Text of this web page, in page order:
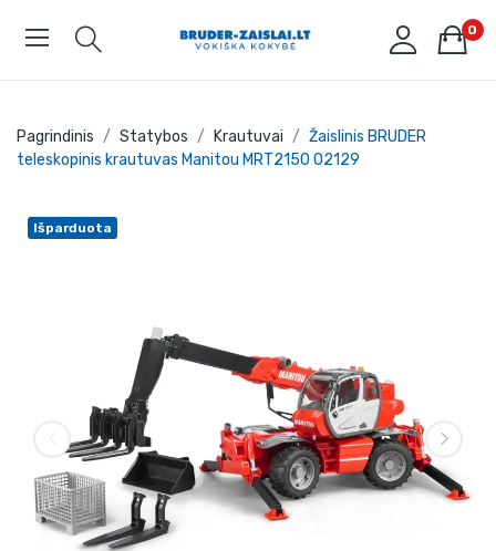
0
Pagrindinis Statybos Krautuvai
Žaislinis BRUDER
teleskopinis krautuvas Manitou MRT2150 02129
Išparduota